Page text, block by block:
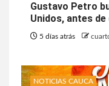
Gustavo Petro
Unidos, antes
5 días atrás
NOTICIAS CAUCA